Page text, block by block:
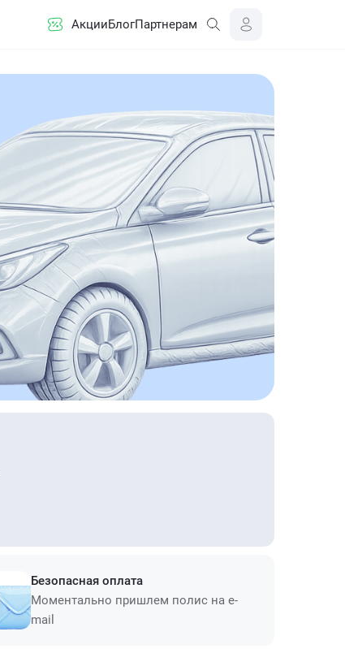
АкцииБлогПартнерам
Безопасная оплата
Моментально пришлем полис на e-
mail